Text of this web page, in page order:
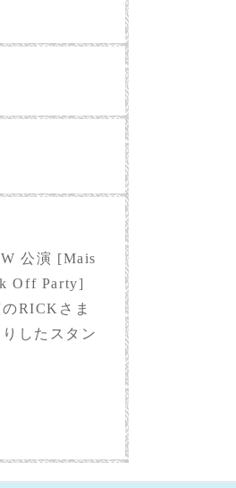
公演 [Mais
Off Party]
RICKさま
したスタン